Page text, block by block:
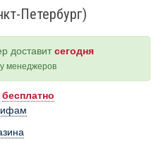
Петербург)
доставитсегодня
менеджеров
бесплатно